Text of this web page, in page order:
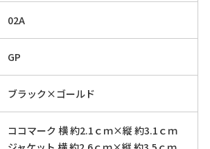
02A
GP
ブラック×ゴールド
ココマーク 横 約2.1ｃｍ×縦 約3.1ｃｍ